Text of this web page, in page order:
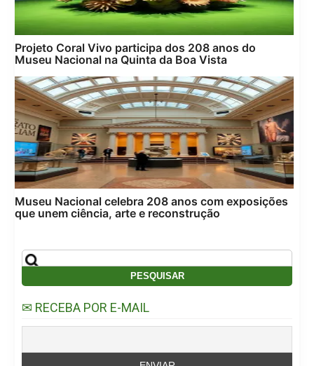
Projeto Coral Vivo participa dos 208 anos do
Museu Nacional na Quinta da Boa Vista
Museu Nacional celebra 208 anos com exposições
que unem ciência, arte e reconstrução
✉ RECEBA POR E-MAIL